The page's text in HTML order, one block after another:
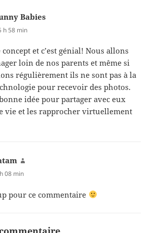
Babies
h 58 min
concept et c’est génial! Nous allons
loin de nos parents et même si
régulièrement ils ne sont pas à la
pour recevoir des photos.
idée pour partager avec eux
vie et les rapprocher virtuellement
08 min
pour ce commentaire